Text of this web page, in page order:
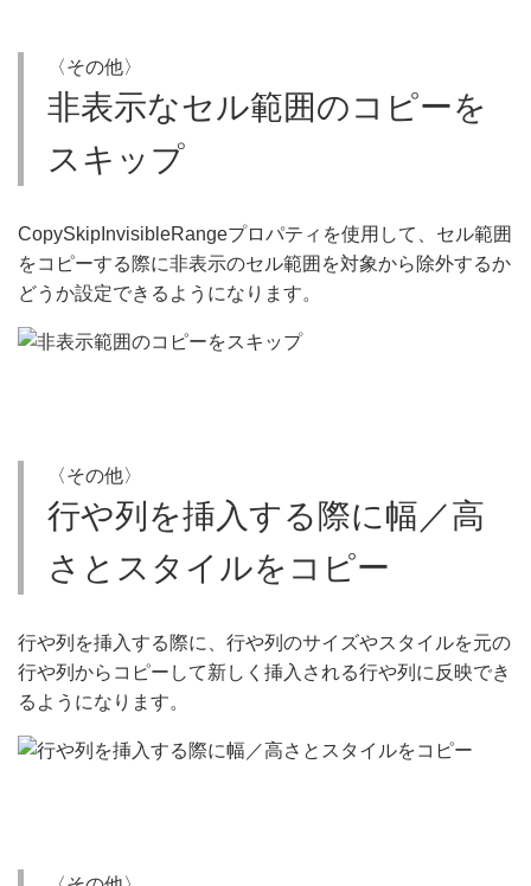
〈その他〉
非表示なセル範囲のコピーを
スキップ
CopySkipInvisibleRangeプロパティを使用して、セル範囲
をコピーする際に非表示のセル範囲を対象から除外するか
どうか設定できるようになります。
〈その他〉
行や列を挿入する際に幅／高
さとスタイルをコピー
行や列を挿入する際に、行や列のサイズやスタイルを元の
行や列からコピーして新しく挿入される行や列に反映でき
るようになります。